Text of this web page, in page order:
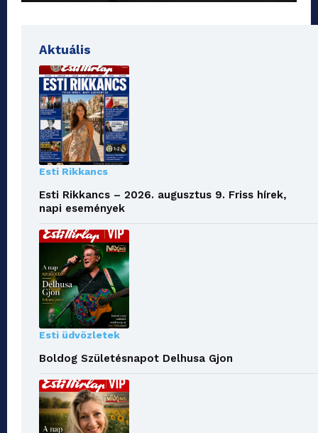
Aktuális
Esti Rikkancs
Esti Rikkancs – 2026. augusztus 9. Friss hírek,
napi események
Esti üdvözletek
Boldog Születésnapot Delhusa Gjon